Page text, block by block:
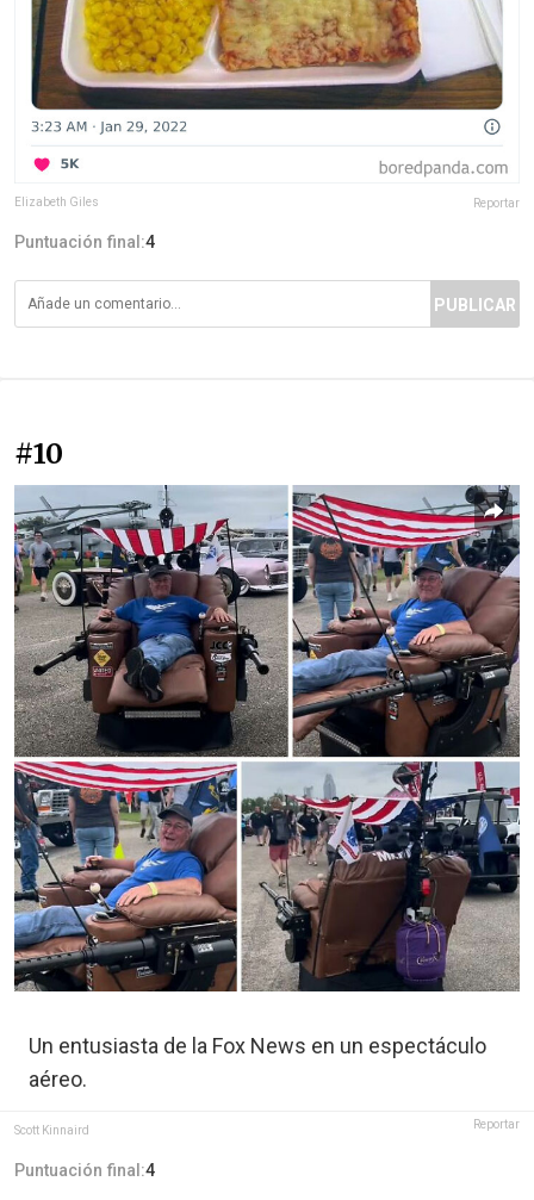
Elizabeth Giles Reportar
Puntuación final:4
PUBLICAR
#10
Un entusiasta de la Fox News en un espectáculo
aéreo.
Scott Kinnaird Reportar
Puntuación final:4